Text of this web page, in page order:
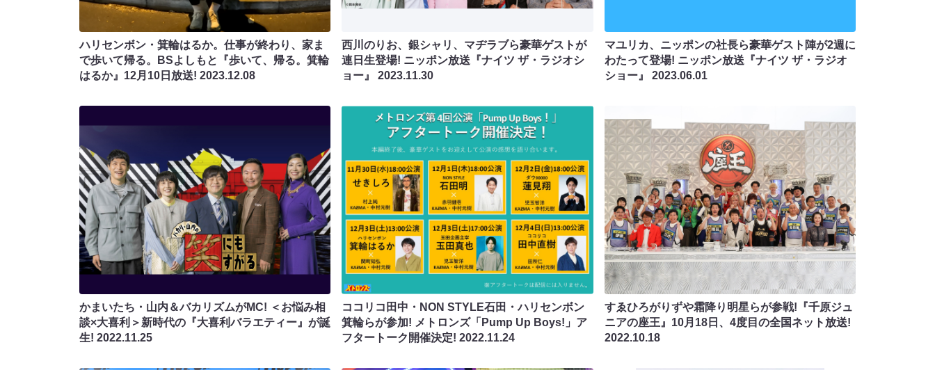
ハリセンボン・箕輪はるか。仕事が終わり、家ま
で歩いて帰る。BSよしもと『歩いて、帰る。箕輪
はるか』12月10日放送! 2023.12.08
西川のりお、銀シャリ、マヂラブら豪華ゲストが
連日生登場! ニッポン放送『ナイツ ザ・ラジオシ
ョー』2023.11.30
マユリカ、ニッポンの社長ら豪華ゲスト陣が2週に
わたって登場! ニッポン放送『ナイツ ザ・ラジオ
ショー』 2023.06.01
かまいたち・山内＆バカリズムがMC! ＜お悩み相
談×大喜利＞新時代の『大喜利バラエティー』が誕
生! 2022.11.25
ココリコ田中・NON STYLE石田・ハリセンボン
箕輪らが参加! メトロンズ「Pump Up Boys!」ア
フタートーク開催決定!2022.11.24
すゑひろがりずや霜降り明星らが参戦!『千原ジュ
ニアの座王』10月18日、4度目の全国ネット放送!
2022.10.18